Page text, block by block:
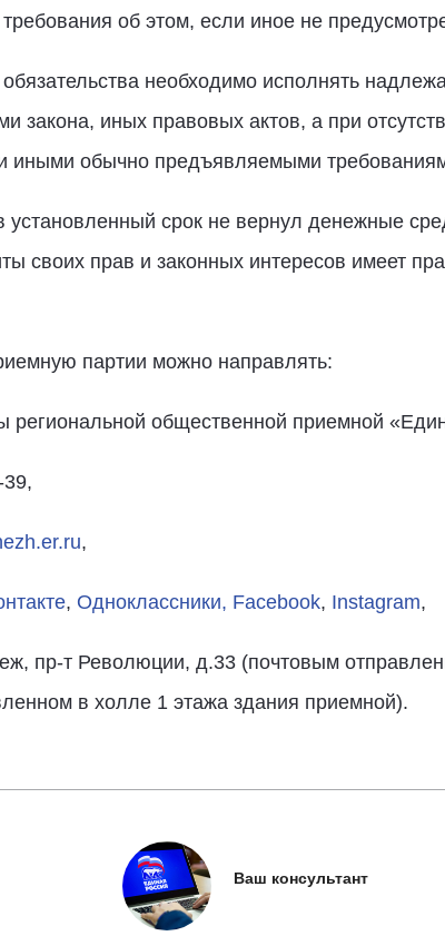
об этом, если иное не
необходимо исполнять
закона, иных правовых актов, а при
иными обычно предъявляемыми
срок не вернул денежные
своих прав и законных интересов имеет
партии можно направлять:
региональной общественной приемной
,
, Одноклассники, Facebook, Instagram,
пр-т Революции, д.33 (почтовым
в холле 1 этажа здания приемной).
Ваш консультант